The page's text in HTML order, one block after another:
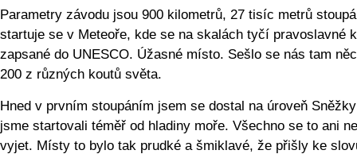
Parametry závodu jsou 900 kilometrů, 27 tisíc metrů
startuje se v Meteoře, kde se na skalách tyčí pravoslavné
zapsané do UNESCO. Úžasné místo. Sešlo se nás tam
200 z různých koutů světa.
Hned v prvním stoupáním jsem se dostal na úroveň
jsme startovali téměř od hladiny moře. Všechno se to ani
vyjet. Místy to bylo tak prudké a šmiklavé, že přišly ke